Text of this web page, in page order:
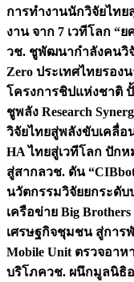
การทำงานนักวิจัยไทย
งาน จาก 7 เวทีโลก “
วช. ชูพัฒนากำลังคนวิจั
Zero ประเทศไทยรองน
โครงการชิปแห่งชาติ ปั้
ชูพลัง Research
วิจัยไทยสู่พลังขับเคลื่อ
HA ไทยสู่เวทีโลก ปัก
สู่สากลวช. ดัน
นวัตกรรมวิจัยยกระดั
เครือข่าย Big
เศรษฐกิจชุมชน สู่การ
Mobile Unit ตรวจอา
บริโภควช. ผนึกมูลนิธิ